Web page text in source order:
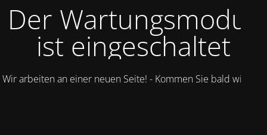
Der Wartungsmodus
ist eingeschaltet
Wir arbeiten an einer neuen Seite! - Kommen Sie bald wieder.